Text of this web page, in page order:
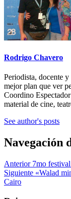
Rodrigo Chavero
Periodista, docente
mejor plan que ver
Coordino
material de cine,
See author's posts
Navegación
Anterior7mo festival
Siguiente «Walad
Cairo